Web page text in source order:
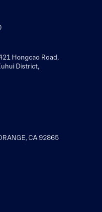
Hongcao Road,
District,
CA 92865